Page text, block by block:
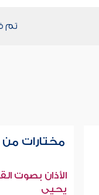
تم
مختارات من
الأذان بصوت
يحيى